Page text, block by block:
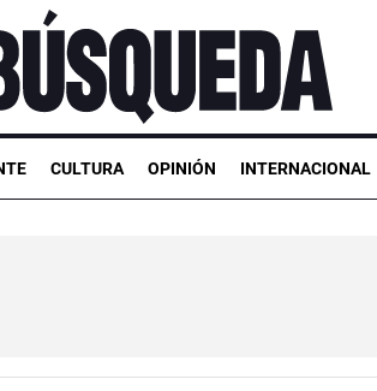
CULTURA OPINIÓN INTERNACIONAL